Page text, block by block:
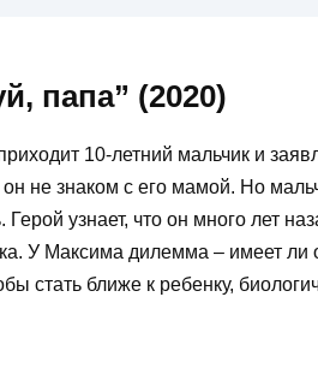
папа” (2020)
10-летний мальчик и
не знаком с его мамой. Но
узнает, что он много лет
У Максима дилемма – имеет ли
стать ближе к ребенку,